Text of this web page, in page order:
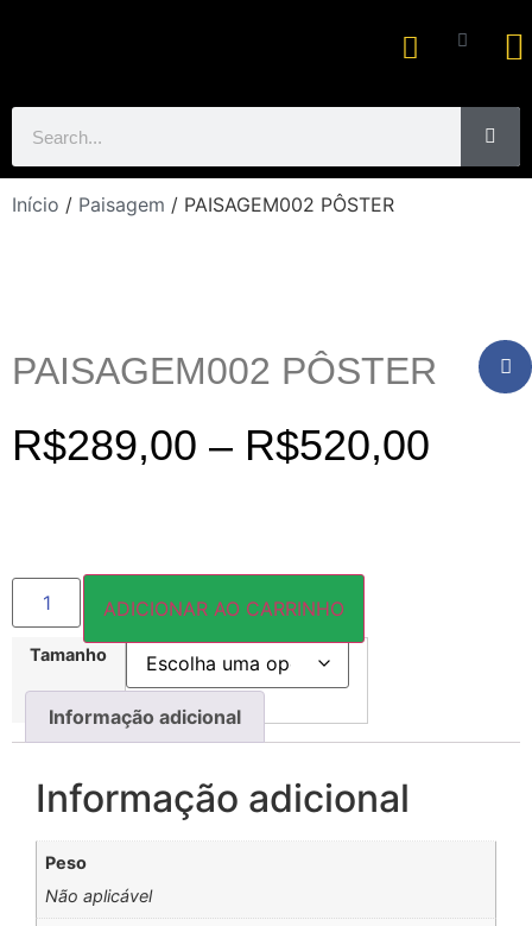
Início / Paisagem / PAISAGEM002 PÔSTER
PAISAGEM002 PÔSTER
R$289,00 – R$520,00
Tamanho
ADICIONAR AO CARRINHO
Informação adicional
Informação adicional
Peso
Não aplicável